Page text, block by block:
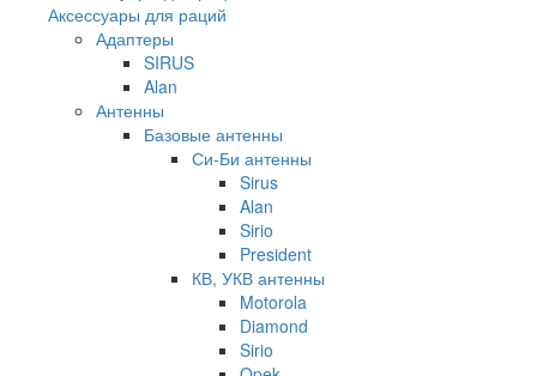
Аксессуары для раций
Адаптеры
SIRUS
Alan
Антенны
Базовые антенны
Си-Би антенны
Sirus
Alan
Sirio
President
КВ, УКВ антенны
Motorola
Diamond
Sirio